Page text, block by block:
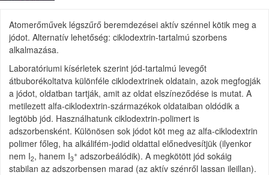
Atomerőművek légszűrő beremdezései aktív szénnel kötik meg a
jódot. Alternatív lehetőség: ciklodextrin-tartalmú szorbens
alkalmazása.
Laboratóriumi kísérletek szerint jód-tartalmú levegőt
átbuborékoltatva különféle ciklodextrinek oldatain, azok megfogják
a jódot, oldatban tartják, amit az oldat elszíneződése is mutat. A
metilezett alfa-ciklodextrin-származékok oldataiban oldódik a
legtöbb jód. Használhatunk ciklodextrin-polimert is
adszorbensként. Különösen sok jódot köt meg az alfa-ciklodextrin
polimer főleg, ha alkálifém-jodid oldattal előnedvesítjük (ilyenkor
nem I2, hanem I3
+ adszorbeálódik). A megkötött jód sokáig
stabilan az adszorbensen marad (az aktív szénről lassan ileillan).